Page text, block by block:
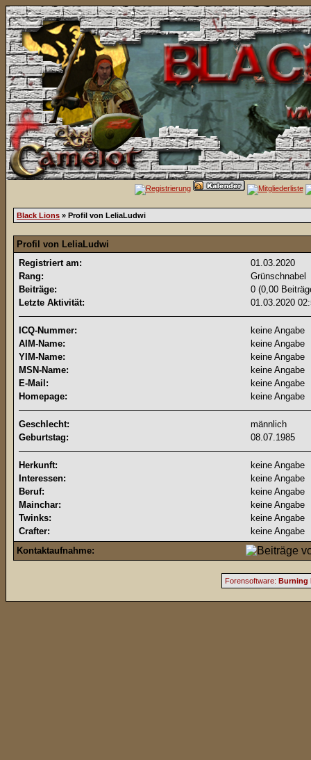
Black Lions » Profil von LeliaLudwi
Profil von LeliaLudwi
Registriert am:
01.03.2020
Rang:
Grünschnabel
Beiträge:
0 (0,00
Letzte Aktivität:
01.03.2020
ICQ-Nummer:
keine Angabe
AIM-Name:
keine Angabe
YIM-Name:
keine Angabe
MSN-Name:
keine Angabe
E-Mail:
keine Angabe
Homepage:
keine Angabe
Geschlecht:
männlich
Geburtstag:
08.07.1985
Herkunft:
keine Angabe
Interessen:
keine Angabe
Beruf:
keine Angabe
Mainchar:
keine Angabe
Twinks:
keine Angabe
Crafter:
keine Angabe
Kontaktaufnahme:
Forensoftware: Burning